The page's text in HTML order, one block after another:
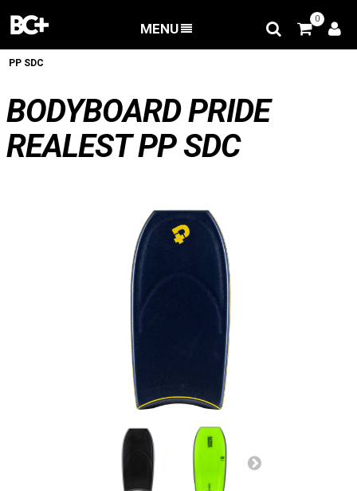
MENU
0
PP SDC
BODYBOARD PRIDE
REALEST PP SDC